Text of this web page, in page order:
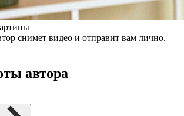
снимет видео и отправит вам лично.
автора